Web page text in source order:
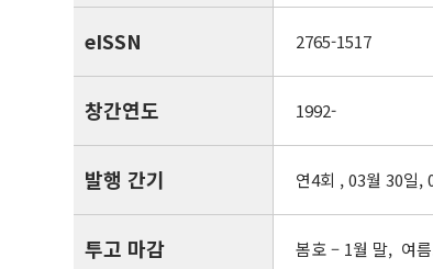
eISSN 2765-1517
창간연도 1992-
발행 간기 연4회 , 03월 30일,
투고 마감 봄호 – 1월 말, 여